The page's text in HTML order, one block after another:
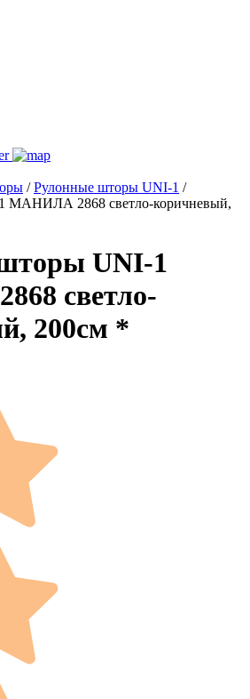
/ Рулонные шторы UNI-1 /
МАНИЛА 2868 светло-коричневый,
UNI-1
светло-
200см *